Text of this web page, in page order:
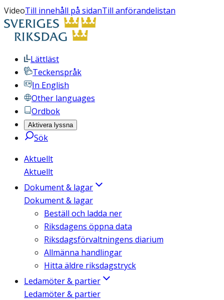
VideoTill innehåll på sidanTill anförandelistan
Lättläst
Teckenspråk
In English
Other languages
Ordbok
Aktivera lyssna
Sök
Aktuellt
Aktuellt
Dokument & lagar
Dokument & lagar
Beställ och ladda ner
Riksdagens öppna data
Riksdagsförvaltningens diarium
Allmänna handlingar
Hitta äldre riksdagstryck
Ledamöter & partier
Ledamöter & partier